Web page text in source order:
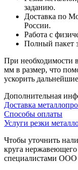
заданию.
Доставка по
России.
Работа с
Полный пакет
При необходимости
мм в размер, что
ускорить
Дополнительная
Доставка
Способы оплаты
Услуги резки
Чтобы уточнить
круга
специалистами ООО